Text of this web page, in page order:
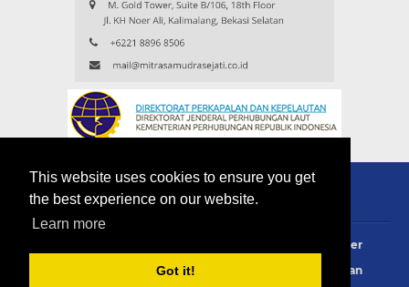
This website uses cookies to ensure you get
the best experience on our website.
Learn more
Got it!
Disclaimer
Pedoman Siber Langganan